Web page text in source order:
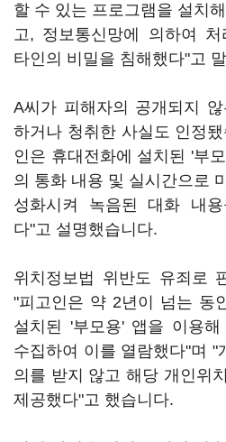
할 수 있는 프로그램을 설치
고, 정보통신망에 의하여 처
타인의 비밀을 침해했다"고
A씨가 피해자의 공개되지
하거나 청취한 사실도 인정
인은 휴대전화에 설치된 '부
의 통화 내용 및 실시간으로
성화시켜 녹음된 대화 내
다"고 설명했습니다.
위치정보법 위반도 유죄로
"피고인은 약 2년이 넘는 동
설치된 '부모용' 앱을 이용
수집하여 이를 열람했다"며 "
의를 받지 않고 해당 개인위
제공했다"고 했습니다.